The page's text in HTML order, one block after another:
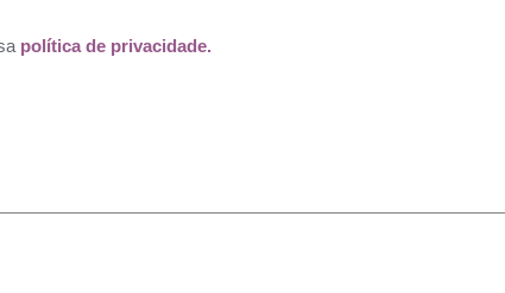
política de privacidade.